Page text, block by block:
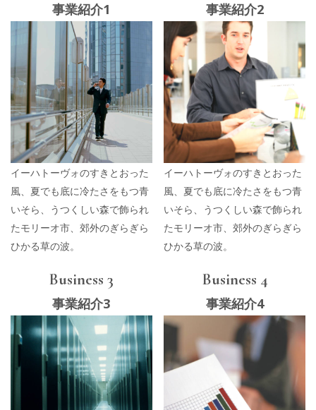
事業紹介1
イーハトーヴォのすきとおった
風、夏でも底に冷たさをもつ青
いそら、うつくしい森で飾られ
たモリーオ市、郊外のぎらぎら
ひかる草の波。
事業紹介2
イーハトーヴォのすきとおった
風、夏でも底に冷たさをもつ青
いそら、うつくしい森で飾られ
たモリーオ市、郊外のぎらぎら
ひかる草の波。
Business 3
事業紹介3
Business 4
事業紹介4